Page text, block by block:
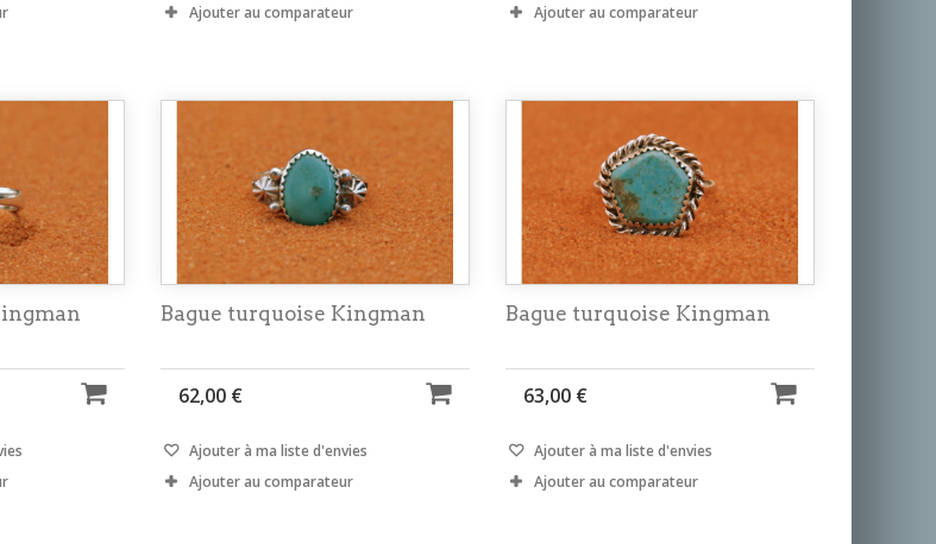
Ajouter au comparateur
Ajouter au comparateur
Bague turquoise Kingman
62,00 €
Ajouter à ma liste d'envies
Ajouter au comparateur
Bague turquoise Kingman
63,00 €
Ajouter à ma liste d'envies
Ajouter au comparateur